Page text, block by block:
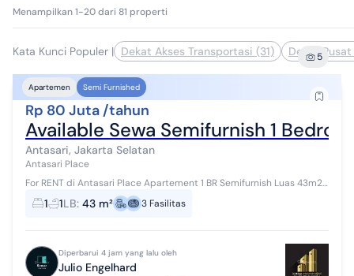
Menampilkan 1-20 dari 81 properti
Kata Kunci Populer | Dekat Akses Transportasi (31) Dekat5
Apartemen Semi Furnished
Rp 80 Juta /tahun
Available Sewa Semifurnish 1
Antasari, Jakarta Selatan
Antasari Place
For RENT di Antasari Place Apartement 1 BR Semifurnish Luas 43m2
Harga Sewa : Rp. 80jt/th Deposit : Rp. 7jt Contact/WA : Ria Lapalonga
0895 382`1...
1 1LB: 43 m² 3 Fasilitas
Diperbarui 4 jam yang lalu oleh
Julio Engelhard